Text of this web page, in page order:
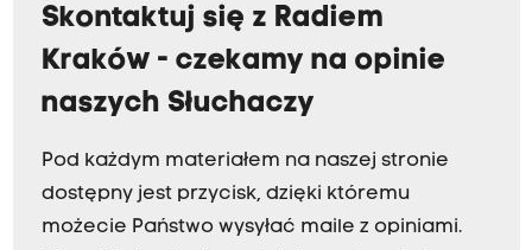
Skontaktuj się z Radiem
Kraków - czekamy na opinie
naszych Słuchaczy
Pod każdym materiałem na naszej stronie
dostępny jest przycisk, dzięki któremu
możecie Państwo wysyłać maile z opiniami.